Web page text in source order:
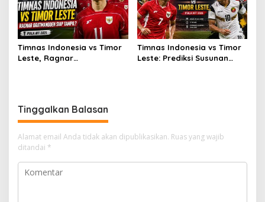
Timnas Indonesia vs Timor
Leste, Ragnar
Timnas Indonesia vs Timor
Leste: Prediksi Susunan
Tinggalkan Balasan
Alamat email Anda tidak akan dipublikasikan. Ruas yang wajib
ditandai *